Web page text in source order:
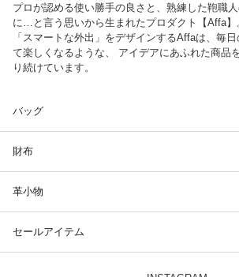
プロが認める使い勝手の良さと、熟練した鞄職
に…と言う思いから生まれたプロダクト【Affa】
「スマートな外出」をデザインするAffaは、毎
て楽しくなるような、 アイデアにあふれた商品
り続けています。
バッグ
財布
革小物
セールアイテム